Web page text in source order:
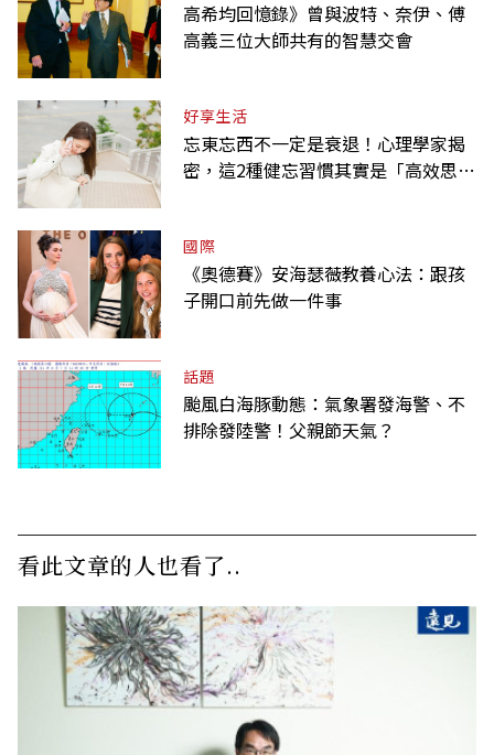
高希均回憶錄》曾與波特、奈伊、傅
高義三位大師共有的智慧交會
好享生活
忘東忘西不一定是衰退！心理學家揭
密，這2種健忘習慣其實是「高效思
國際
《奧德賽》安海瑟薇教養心法：跟孩
子開口前先做一件事
話題
颱風白海豚動態：氣象署發海警、不
排除發陸警！父親節天氣？
看此文章的人也看了..